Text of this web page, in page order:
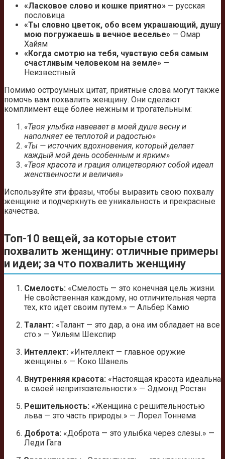
«Ласковое слово и кошке приятно» — русская
пословица
«Ты словно цветок, обо всем украшающий, душу
мою погружаешь в вечное веселье» — Омар
Хайям
«Когда смотрю на тебя, чувствую себя самым
счастливым человеком на земле» —
Неизвестный
Помимо остроумных цитат, приятные слова могут также
помочь вам похвалить женщину. Они сделают
комплимент еще более нежным и трогательным:
«Твоя улыбка навевает в моей душе весну и
наполняет ее теплотой и радостью»
«Ты — источник вдохновения, который делает
каждый мой день особенным и ярким»
«Твоя красота и грация олицетворяют собой идеал
женственности и величия»
Используйте эти фразы, чтобы выразить свою похвалу
женщине и подчеркнуть ее уникальность и прекрасные
качества.
Топ-10 вещей, за которые стоит
похвалить женщину: отличные примеры
и идеи; за что похвалить женщину
Смелость: «Смелость — это конечная цель жизни.
Не свойственная каждому, но отличительная черта
тех, кто идет своим путем.» — Альбер Камю
Талант: «Талант — это дар, а она им обладает на все
сто.» — Уильям Шекспир
Интеллект: «Интеллект — главное оружие
женщины.» — Коко Шанель
Внутренняя красота: «Настоящая красота идеальна
в своей непритязательности.» — Эдмонд Ростан
Решительность: «Женщина с решительностью
льва — это часть природы.» — Лорел Тоннема
Доброта: «Доброта — это улыбка через слезы.» —
Леди Гага